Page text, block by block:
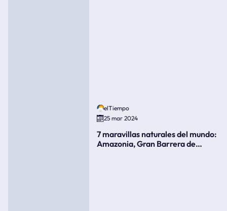
elTiempo
25 mar 2024
7 maravillas naturales del mundo:
Amazonia, Gran Barrera de